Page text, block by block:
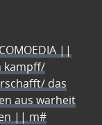
||
kampff/
das
aus warheit
|| m#